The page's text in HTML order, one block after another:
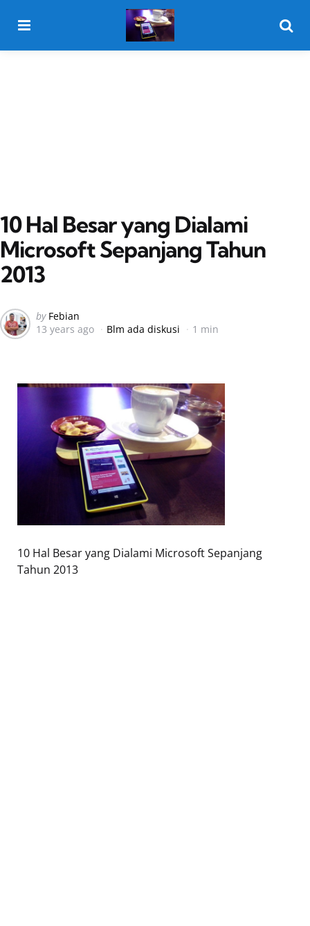
10 Hal Besar yang Dialami
Microsoft Sepanjang Tahun
2013
Posted
by
by Febian
13 years ago
Blm ada diskusi 1 min
10 Hal Besar yang Dialami Microsoft Sepanjang
Tahun 2013